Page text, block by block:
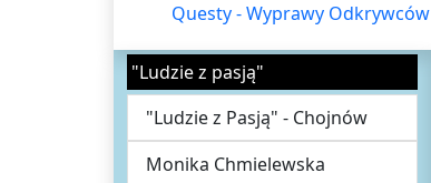
Questy - Wyprawy Odkrywców
"Ludzie z pasją"
"Ludzie z Pasją" - Chojnów
Monika Chmielewska